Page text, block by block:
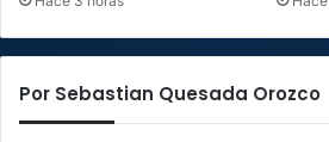
Por Sebastian Quesada Orozco